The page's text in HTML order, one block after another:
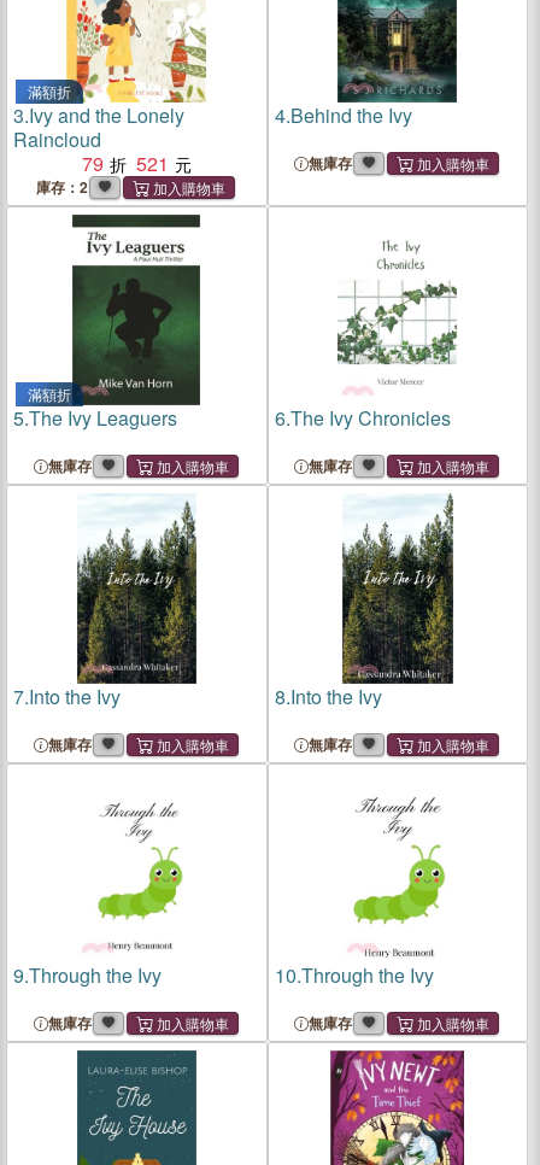
滿額折
3.Ivy and the Lonely
Raincloud
79
521
庫存：2
4.Behind the Ivy
無庫存
滿額折
5.The Ivy Leaguers
無庫存
6.The Ivy Chronicles
無庫存
7.Into the Ivy
無庫存
8.Into the Ivy
無庫存
9.Through the Ivy
無庫存
10.Through the Ivy
無庫存